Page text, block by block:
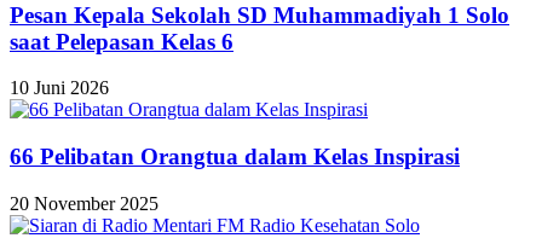
Pesan Kepala Sekolah SD Muhammadiyah 1 Solo
saat Pelepasan Kelas 6
10 Juni 2026
66 Pelibatan Orangtua dalam Kelas Inspirasi
20 November 2025